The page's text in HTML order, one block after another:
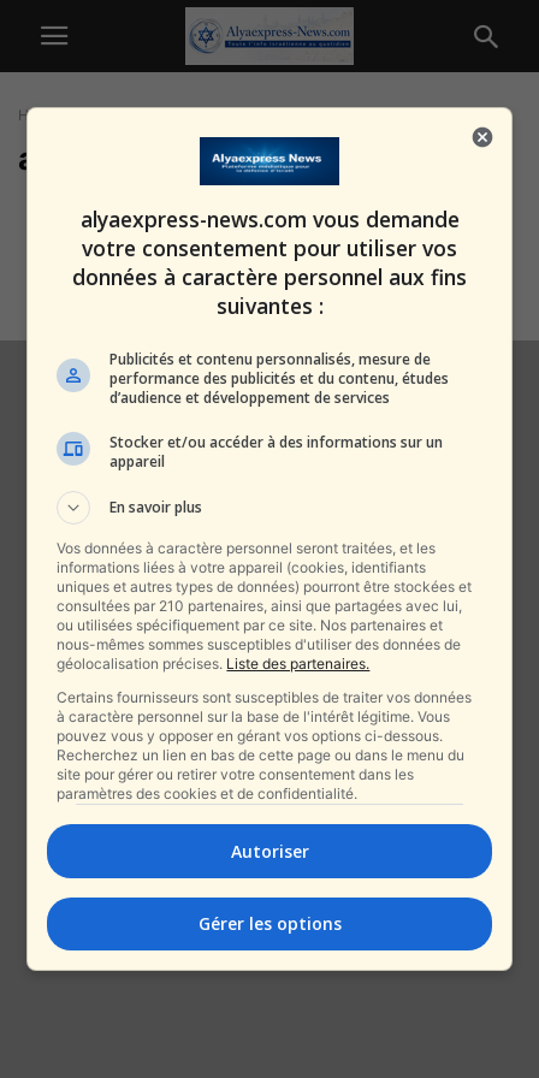
Home
abri antiatomique mamad
Vol pendant une alerte aux
missiles — le geste ignoble
d’une...
alxprss_sab
alyaexpress-news.com vous demande
votre consentement pour utiliser vos
données à caractère personnel aux fins
suivantes :
Publicités et contenu personnalisés, mesure de
performance des publicités et du contenu, études
d’audience et développement de services
Stocker et/ou accéder à des informations sur un
appareil
En savoir plus
Vos données à caractère personnel seront traitées, et les
informations liées à votre appareil (cookies, identifiants
uniques et autres types de données) pourront être stockées et
consultées par 210 partenaires, ainsi que partagées avec lui,
ou utilisées spécifiquement par ce site. Nos partenaires et
nous-mêmes sommes susceptibles d'utiliser des données de
géolocalisation précises. Liste des partenaires.
Certains fournisseurs sont susceptibles de traiter vos données
à caractère personnel sur la base de l'intérêt légitime. Vous
pouvez vous y opposer en gérant vos options ci-dessous.
Recherchez un lien en bas de cette page ou dans le menu du
site pour gérer ou retirer votre consentement dans les
paramètres des cookies et de confidentialité.
Autoriser
Gérer les options